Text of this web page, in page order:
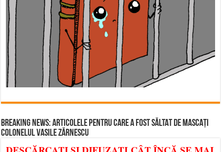
BREAKING NEWS: ARTICOLELE PENTRU CARE A FOST SĂLTAT DE MASCAȚI
COLONELUL VASILE ZĂRNESCU